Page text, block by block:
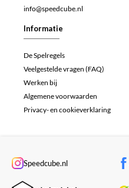
info@speedcube.nl
Informatie
De Spelregels
Veelgestelde vragen (FAQ)
Werken bij
Algemene voorwaarden
Privacy- en cookieverklaring
Speedcube.nl